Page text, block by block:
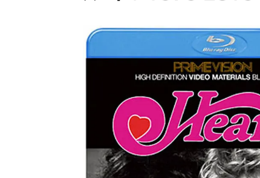
*NEW RELEASE (最新約3ヶ月) 2024.6.9 ユ
2024.6.9
*NEW RELEASE (最新約3ヶ月) 2024.11.9
*NEW RELEASE (最新約3ヶ月) 2024.8.24
*NEW RELEASE (最新約3ヶ月) 2024.6.24
*NEW RELEASE (最新約3ヶ月)
2024.6.24
リアム・ギャ
*NEW RELEASE (最新約3ヶ月) 2024.6.24
*NEW RELEASE (最新約3ヶ月) 2024.6.20
*NEW RELEASE (最新約3ヶ月) 2024.6.9 リ